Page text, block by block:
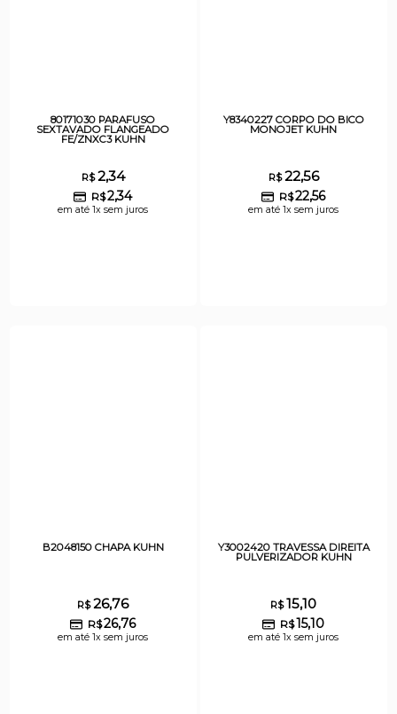
80171030 PARAFUSO
SEXTAVADO FLANGEADO
FE/ZNXC3 KUHN
R$2,34
R$2,34
em até 1x sem juros
Y8340227 CORPO DO BICO
MONOJET KUHN
R$22,56
R$22,56
em até 1x sem juros
B2048150 CHAPA KUHN
R$26,76
R$26,76
em até 1x sem juros
Y3002420 TRAVESSA DIREITA
PULVERIZADOR KUHN
R$15,10
R$15,10
em até 1x sem juros